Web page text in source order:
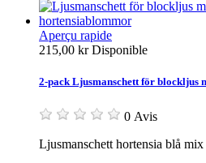
Aperçu rapide
215,00 krDisponible
2-pack Ljusmanschett för blockljus
0 Avis
Ljusmanschett hortensia blå